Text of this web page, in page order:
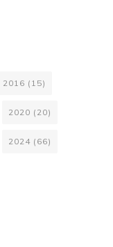
2016 (15)
2020 (20)
2024 (66)